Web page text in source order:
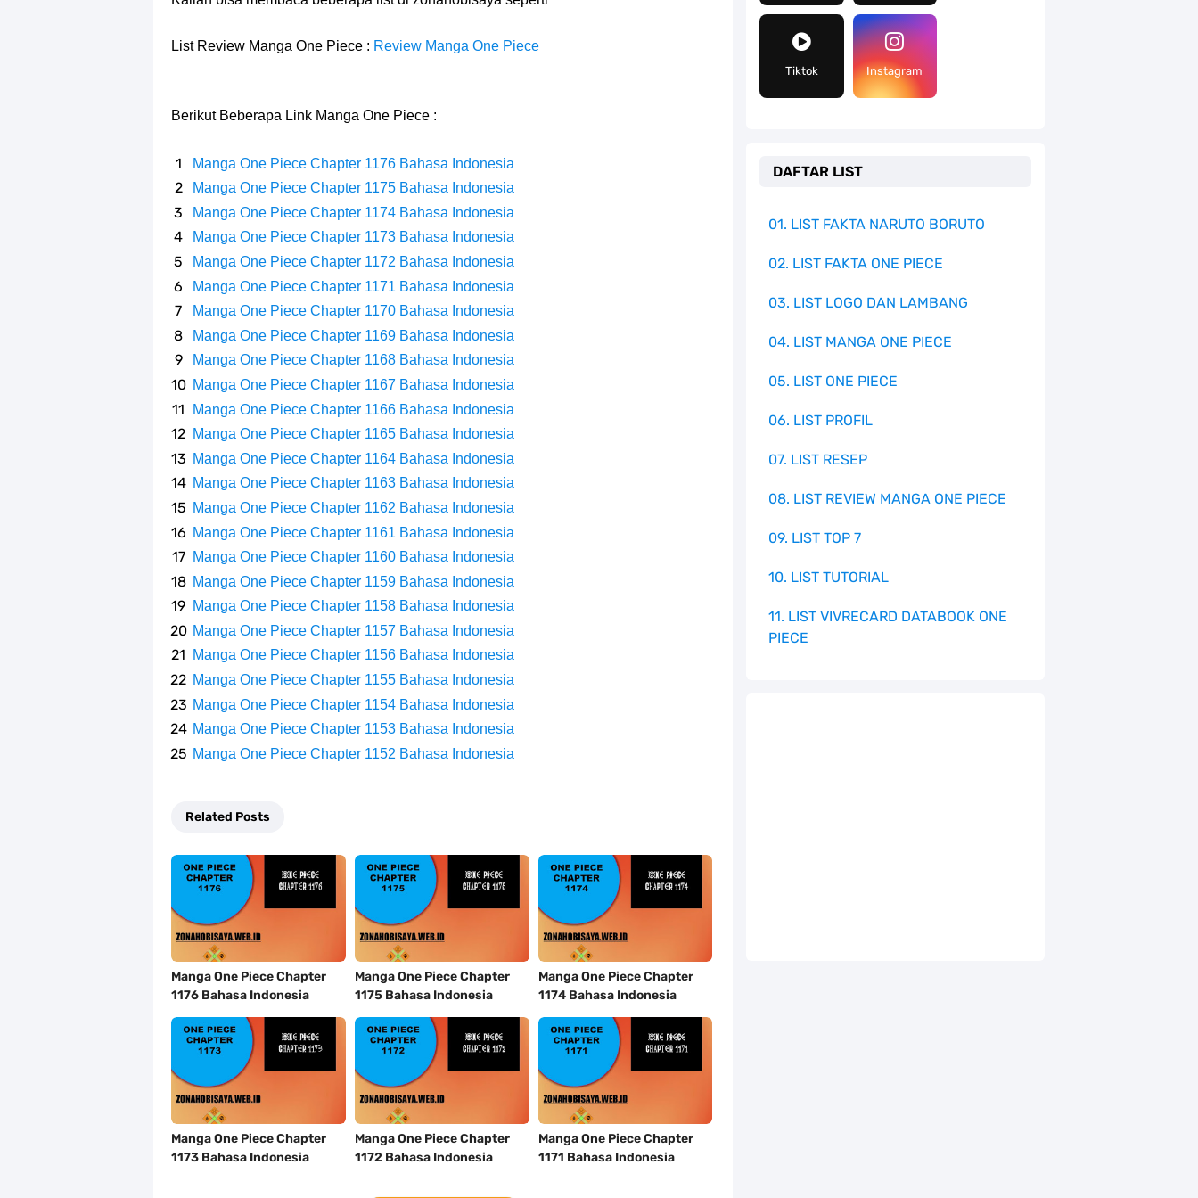
Profil Slamet Rahardjo, Aktor Dengan Peran Penting Dalam Perfilman Indonesia
Resep Roti Panggang, Sangat Mudah Untuk Menjadi Cemilan Bersama Keluarga
7 Fakta Queen One Piece, All Star Yang Jadi Penanggung Jawab Penjara Udon
7 Fakta Brook One Piece, Mantan Kapten Yang Poster Bountynya Poster Konser
7 Kapal Pesiar Terberat Di Dunia, Simbol Ambisi Industri Pariwisata Laut
Arti Bendera Tanzania, Ada Di Afrika Dengan Bentang Alam Yang Sangat Beragam
List Review Manga One Piece : Review Manga One Piece
Berikut Beberapa Link Manga One Piece :
Manga One Piece Chapter 1176 Bahasa Indonesia
Manga One Piece Chapter 1175 Bahasa Indonesia
Manga One Piece Chapter 1174 Bahasa Indonesia
Manga One Piece Chapter 1173 Bahasa Indonesia
Manga One Piece Chapter 1172 Bahasa Indonesia
Manga One Piece Chapter 1171 Bahasa Indonesia
Manga One Piece Chapter 1170 Bahasa Indonesia
Manga One Piece Chapter 1169 Bahasa Indonesia
Manga One Piece Chapter 1168 Bahasa Indonesia
Manga One Piece Chapter 1167 Bahasa Indonesia
Manga One Piece Chapter 1166 Bahasa Indonesia
Manga One Piece Chapter 1165 Bahasa Indonesia
Manga One Piece Chapter 1164 Bahasa Indonesia
Manga One Piece Chapter 1163 Bahasa Indonesia
Manga One Piece Chapter 1162 Bahasa Indonesia
Manga One Piece Chapter 1161 Bahasa Indonesia
Manga One Piece Chapter 1160 Bahasa Indonesia
Manga One Piece Chapter 1159 Bahasa Indonesia
Manga One Piece Chapter 1158 Bahasa Indonesia
Manga One Piece Chapter 1157 Bahasa Indonesia
Manga One Piece Chapter 1156 Bahasa Indonesia
Manga One Piece Chapter 1155 Bahasa Indonesia
Manga One Piece Chapter 1154 Bahasa Indonesia
Manga One Piece Chapter 1153 Bahasa Indonesia
Manga One Piece Chapter 1152 Bahasa Indonesia
Related Posts
Manga One Piece Chapter
1176 Bahasa Indonesia
Manga One Piece Chapter
1175 Bahasa Indonesia
Manga One Piece Chapter
1174 Bahasa Indonesia
Manga One Piece Chapter
1173 Bahasa Indonesia
Manga One Piece Chapter
1172 Bahasa Indonesia
Manga One Piece Chapter
1171 Bahasa Indonesia
Tiktok Instagram
DAFTAR LIST
01. LIST FAKTA NARUTO BORUTO
02. LIST FAKTA ONE PIECE
03. LIST LOGO DAN LAMBANG
04. LIST MANGA ONE PIECE
05. LIST ONE PIECE
06. LIST PROFIL
07. LIST RESEP
08. LIST REVIEW MANGA ONE PIECE
09. LIST TOP 7
10. LIST TUTORIAL
11. LIST VIVRECARD DATABOOK ONE
PIECE